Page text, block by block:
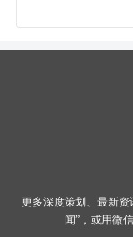
更多深度策划、最新
闻”，或用微